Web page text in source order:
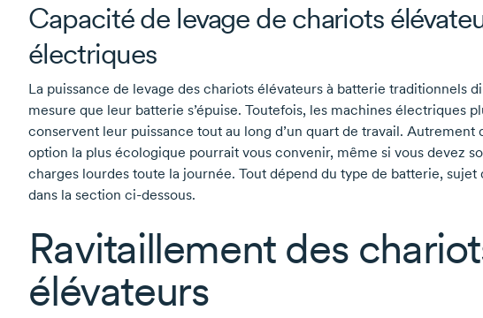
Capacité de levage de chariots
électriques
La puissance de levage des chariots élévateurs à batterie traditionnels
mesure que leur batterie s’épuise. Toutefois, les machines électriques
conservent leur puissance tout au long d’un quart de travail. Autrement
option la plus écologique pourrait vous convenir, même si vous devez
charges lourdes toute la journée. Tout dépend du type de batterie, sujet
dans la sectionci-dessous.
Ravitaillement des
élévateurs